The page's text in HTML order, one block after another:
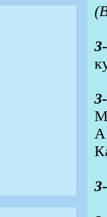
А